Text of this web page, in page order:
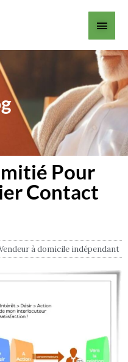
Pour
Contact
à domicile indépendant